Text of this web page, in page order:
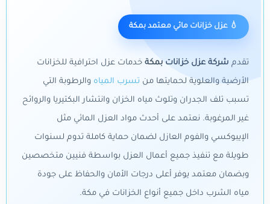
💧 عزل خزانات مائي معتمد بمكة
تقدم شركة عزل خزانات بمكة خدمات عزل احترافية للخزانات
الأرضية والعلوية لحمايتها من تسرب المياه والرطوبة التي
تسبب تلف الجدران وتلوث مياه الخزان وانتشار البكتيريا والروائح
غير المرغوبة. نعتمد على أحدث مواد العزل المائي مثل
الإيبوكسي والفوم العازل لضمان حماية كاملة تدوم لسنوات
طويلة مع تنفيذ جميع أعمال العزل بواسطة فنيين متخصصين
وبضمان معتمد يوفر أعلى درجات الأمان والحفاظ على جودة
مياه الشرب داخل جميع أنواع الخزانات في مكة.